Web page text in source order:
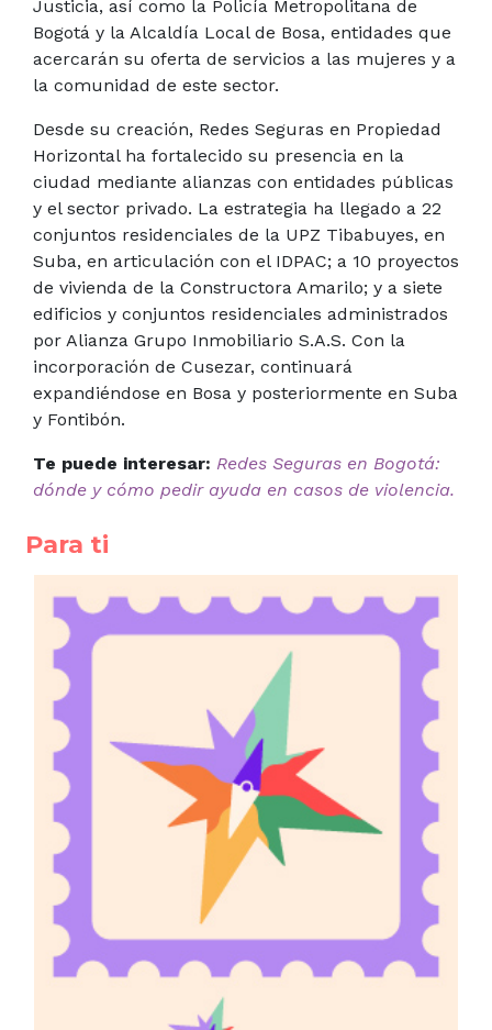
Justicia, así como la Policía Metropolitana de
Bogotá y la Alcaldía Local de Bosa, entidades que
acercarán su oferta de servicios a las mujeres y a
la comunidad de este sector.
Desde su creación, Redes Seguras en Propiedad
Horizontal ha fortalecido su presencia en la
ciudad mediante alianzas con entidades públicas
y el sector privado. La estrategia ha llegado a 22
conjuntos residenciales de la UPZ Tibabuyes, en
Suba, en articulación con el IDPAC; a 10 proyectos
de vivienda de la Constructora Amarilo; y a siete
edificios y conjuntos residenciales administrados
por Alianza Grupo Inmobiliario S.A.S. Con la
incorporación de Cusezar, continuará
expandiéndose en Bosa y posteriormente en Suba
y Fontibón.
Te puede interesar: Redes Seguras en Bogotá:
dónde y cómo pedir ayuda en casos de violencia.
Para ti